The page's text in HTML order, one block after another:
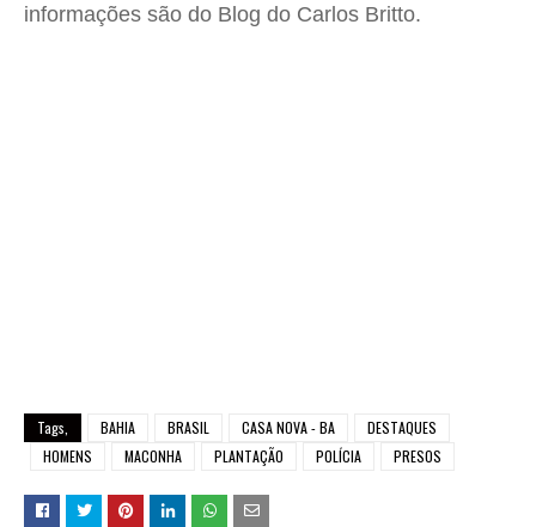
informações são do Blog do Carlos Britto.
Tags, BAHIA BRASIL CASA NOVA - BA
DESTAQUES
HOMENS
MACONHA PLANTAÇÃO POLÍCIA PRESOS